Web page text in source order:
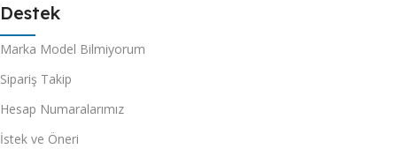
Destek
Marka Model Bilmiyorum
Sipariş Takip
Hesap Numaralarımız
İstek ve Öneri